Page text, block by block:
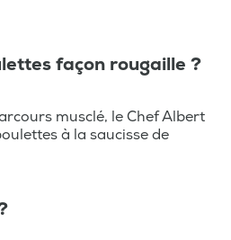
façon rougaille ?
musclé, le Chef Albert
à la saucisse de